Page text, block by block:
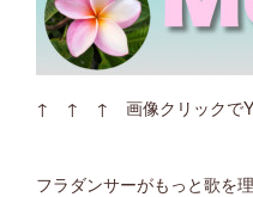
↑ ↑ ↑ 画像クリックで
フラダンサーがもっと歌を